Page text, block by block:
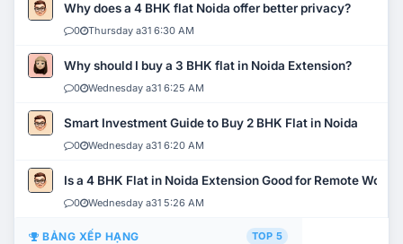
Why does a 4 BHK flat Noida offer better privacy?
0 Thursday a31 6:30 AM
Why should I buy a 3 BHK flat in Noida Extension?
0 Wednesday a31 6:25 AM
Smart Investment Guide to Buy 2 BHK Flat in Noida
0 Wednesday a31 6:20 AM
Is a 4 BHK Flat in Noida Extension Good for Remote Work?
0 Wednesday a31 5:26 AM
BẢNG XẾP HẠNG TOP 5